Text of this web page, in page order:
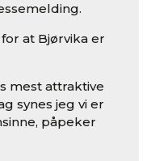
at Bjørvika er
mest attraktive
synes jeg vi er
påpeker